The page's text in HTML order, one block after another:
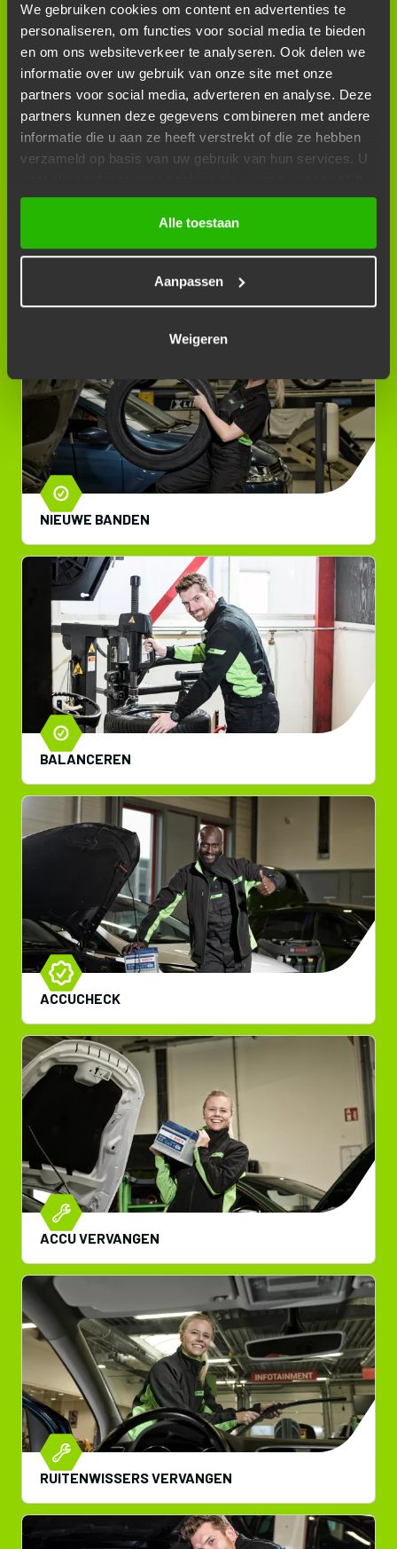
We gebruiken cookies om content en advertenties te
personaliseren, om functies voor social media te bieden
en om ons websiteverkeer te analyseren. Ook delen we
informatie over uw gebruik van onze site met onze
partners voor social media, adverteren en analyse. Deze
partners kunnen deze gegevens combineren met andere
informatie die u aan ze heeft verstrekt of die ze hebben
verzameld op basis van uw gebruik van hun services. U
gebruiken.
Alle toestaan
Aanpassen
Weigeren
BANDENWISSEL
NIEUWE BANDEN
BALANCEREN
ACCUCHECK
ACCU VERVANGEN
RUITENWISSERS VERVANGEN